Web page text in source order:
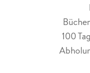
100